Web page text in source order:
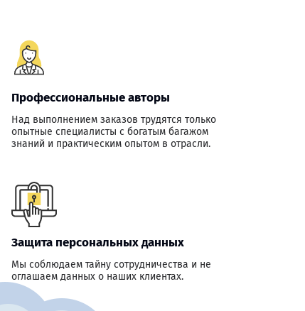
Профессиональные авторы
Над выполнением заказов трудятся только
опытные специалисты с богатым багажом
знаний и практическим опытом в отрасли.
Защита персональных данных
Мы соблюдаем тайну сотрудничества и не
оглашаем данных о наших клиентах.